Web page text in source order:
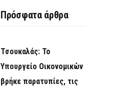
Πρόσφατα άρθρα
Τσουκαλάς: Το
Υπουργείο Οικονομικών
βρήκε παρατυπίες, τις